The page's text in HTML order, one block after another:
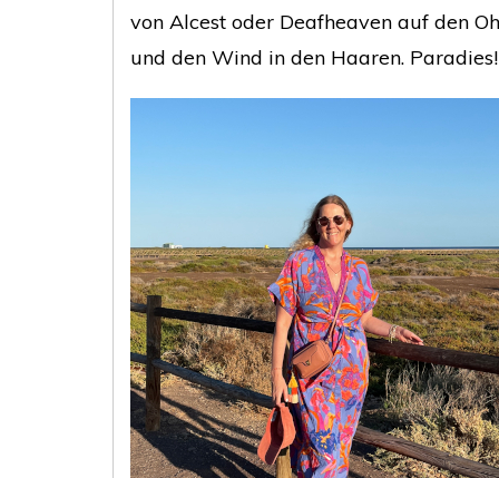
von Alcest oder Deafheaven auf den
und den Wind in den Haaren.